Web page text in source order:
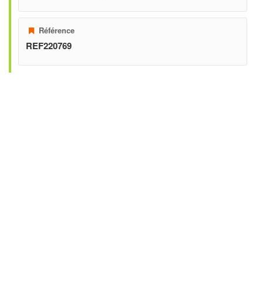
Référence
REF220769